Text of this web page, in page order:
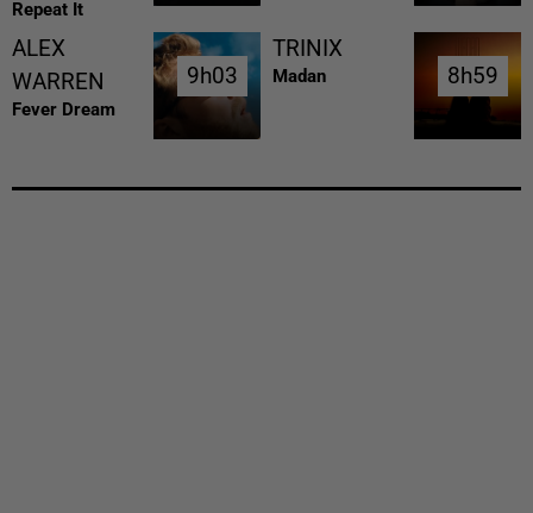
Repeat It
ALEX
WARREN
Fever Dream
9h03
9h03
TRINIX
Madan 8h59
8h59